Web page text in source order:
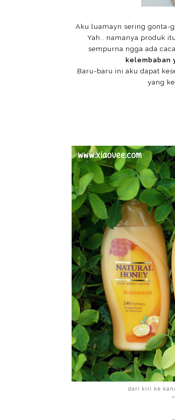
Aku luamayn sering gonta-
Yah.. namanya produk
sempurna ngga ada
kelembaban
Baru-baru ini aku dapat
yang
dari kiri ke